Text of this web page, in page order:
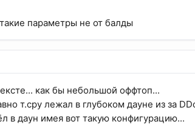
параметры не от балды
как бы небольшой оффтоп...
т.сру лежал в глубоком дауне из за
в даун имея вот такую конфигурацию...